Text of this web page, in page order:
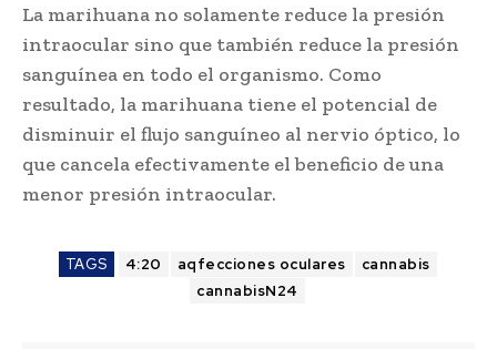
La marihuana no solamente reduce la presión
intraocular sino que también reduce la presión
sanguínea en todo el organismo. Como
resultado, la marihuana tiene el potencial de
disminuir el flujo sanguíneo al nervio óptico, lo
que cancela efectivamente el beneficio de una
menor presión intraocular.
TAGS 4:20 aqfecciones oculares
cannabis
cannabisN24